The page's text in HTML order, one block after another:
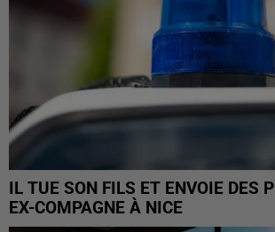
IL TUE SON FILS ET ENVOIE DES
EX-COMPAGNE À NICE